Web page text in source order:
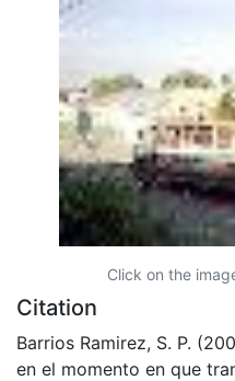
Click on the
Citation
Barrios Ramirez, S. P.
en el momento en que